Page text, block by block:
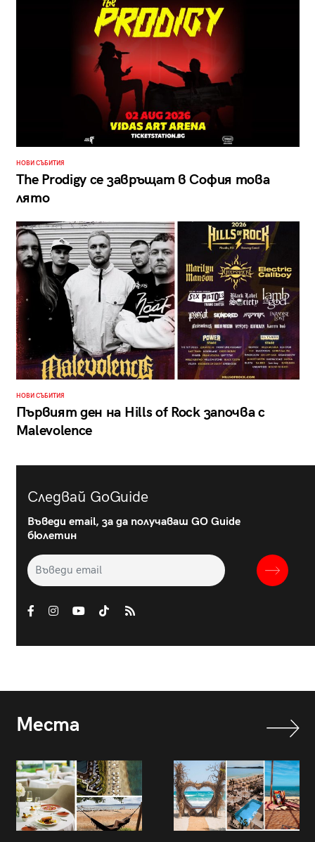
НОВИ СЪБИТИЯ
The Prodigy се завръщат в София това
лято
НОВИ СЪБИТИЯ
Първият ден на Hills of Rock започва с
Malevolence
Следвай GoGuide
Въведи email, за да получаваш GO Guide
бюлетин
Места